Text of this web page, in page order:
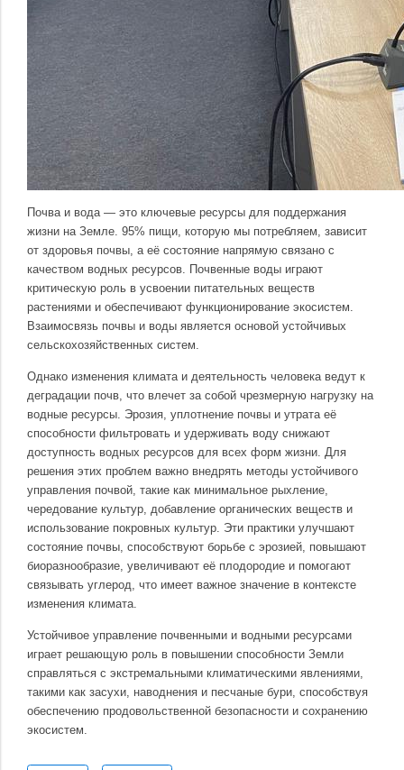
Почва и вода — это ключевые ресурсы для поддержания
жизни на Земле. 95% пищи, которую мы потребляем, зависит
от здоровья почвы, а её состояние напрямую связано с
качеством водных ресурсов. Почвенные воды играют
критическую роль в усвоении питательных веществ
растениями и обеспечивают функционирование экосистем.
Взаимосвязь почвы и воды является основой устойчивых
сельскохозяйственных систем.
Однако изменения климата и деятельность человека ведут к
деградации почв, что влечет за собой чрезмерную нагрузку на
водные ресурсы. Эрозия, уплотнение почвы и утрата её
способности фильтровать и удерживать воду снижают
доступность водных ресурсов для всех форм жизни. Для
решения этих проблем важно внедрять методы устойчивого
управления почвой, такие как минимальное рыхление,
чередование культур, добавление органических веществ и
использование покровных культур. Эти практики улучшают
состояние почвы, способствуют борьбе с эрозией, повышают
биоразнообразие, увеличивают её плодородие и помогают
связывать углерод, что имеет важное значение в контексте
изменения климата.
Устойчивое управление почвенными и водными ресурсами
играет решающую роль в повышении способности Земли
справляться с экстремальными климатическими явлениями,
такими как засухи, наводнения и песчаные бури, способствуя
обеспечению продовольственной безопасности и сохранению
экосистем.